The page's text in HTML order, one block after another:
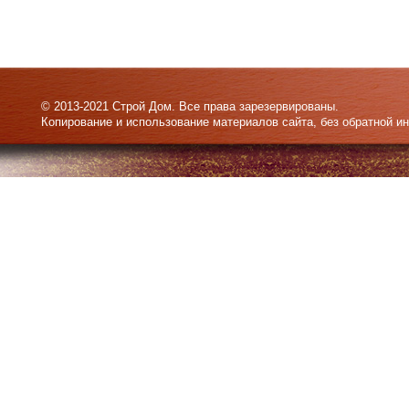
© 2013-2021 Строй Дом. Все права зарезервированы.
Копирование и использование материалов сайта, без обратной